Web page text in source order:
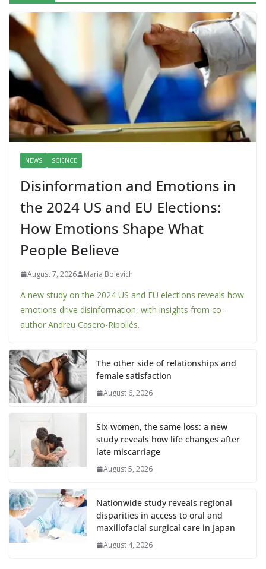
NEWS SCIENCE
Disinformation and Emotions in
the 2024 US and EU Elections:
How Emotions Shape What
People Believe
August 7, 2026 Maria Bolevich
A new study on the 2024 US and EU elections reveals how
emotions drive disinformation, with insights from co-
author Andreu Casero-Ripollés.
The other side of relationships and
female satisfaction
August 6, 2026
Six women, the same loss: a new
study reveals how life changes after
late miscarriage
August 5, 2026
Nationwide study reveals regional
disparities in access to oral and
maxillofacial surgical care in Japan
August 4, 2026